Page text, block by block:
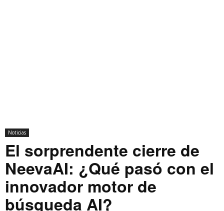
Noticias
El sorprendente cierre de
NeevaAI: ¿Qué pasó con el
innovador motor de
búsqueda AI?